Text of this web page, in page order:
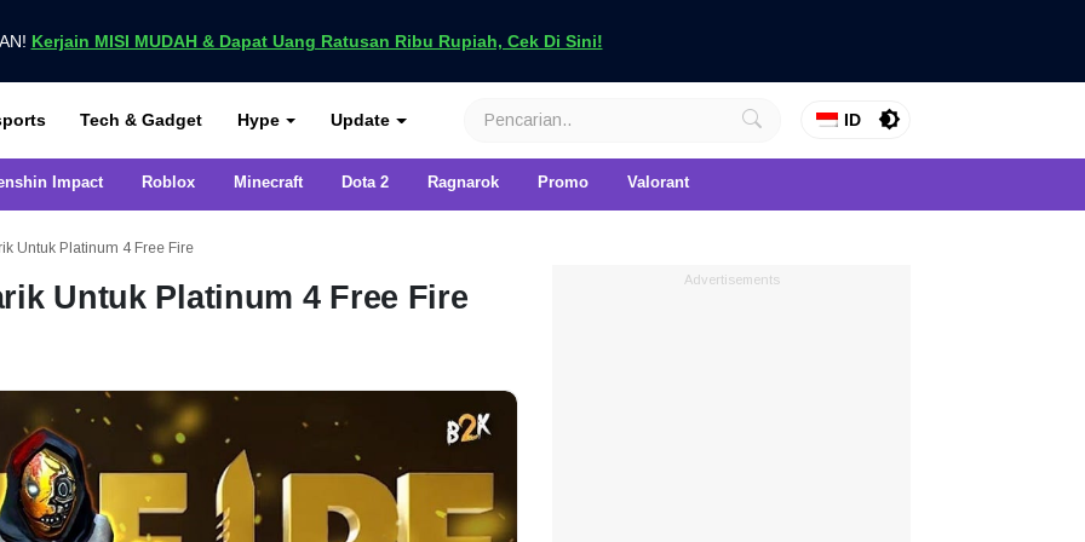
Kerjain MISI MUDAH & Dapat Uang Ratusan Ribu Rupiah, Cek Di Sini!
di VCGamersTech & Gadget Hype Update ID
Impact Roblox Minecraft Dota 2 Ragnarok Promo Valorant
Untuk Platinum 4 Free Fire
Untuk Platinum 4 Free Fire Advertisements